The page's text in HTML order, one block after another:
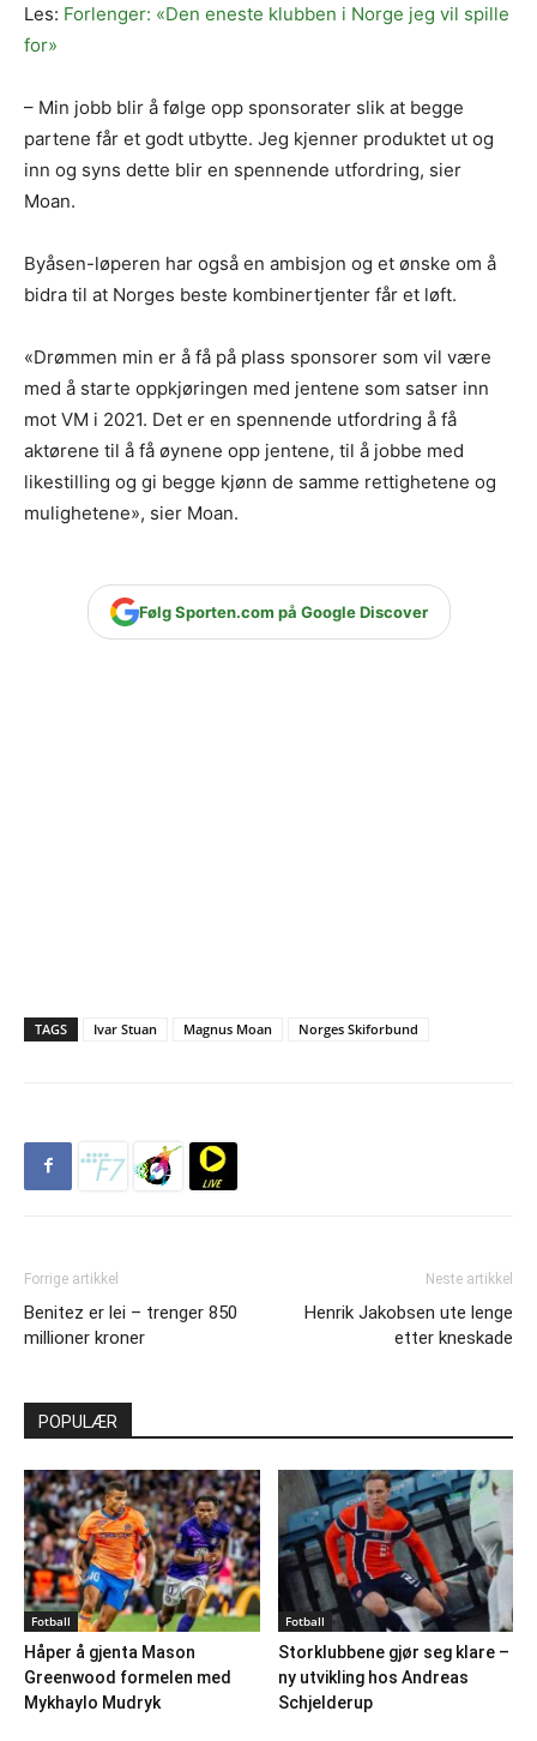
Les: Forlenger: «Den eneste klubben i Norge jeg vil spille
for»
– Min jobb blir å følge opp sponsorater slik at begge
partene får et godt utbytte. Jeg kjenner produktet ut og
inn og syns dette blir en spennende utfordring, sier
Moan.
Byåsen-løperen har også en ambisjon og et ønske om å
bidra til at Norges beste kombinertjenter får et løft.
«Drømmen min er å få på plass sponsorer som vil være
med å starte oppkjøringen med jentene som satser inn
mot VM i 2021. Det er en spennende utfordring å få
aktørene til å få øynene opp jentene, til å jobbe med
likestilling og gi begge kjønn de samme rettighetene og
mulighetene», sier Moan.
Følg Sporten.com på Google Discover
TAGS Ivar Stuan Magnus Moan Norges Skiforbund
Forrige artikkel
Benitez er lei – trenger 850
millioner kroner
Neste artikkel
Henrik Jakobsen ute lenge
etter kneskade
POPULÆR
Fotball
Håper å gjenta Mason
Greenwood formelen med
Mykhaylo Mudryk
Fotball
Storklubbene gjør seg klare –
ny utvikling hos Andreas
Schjelderup